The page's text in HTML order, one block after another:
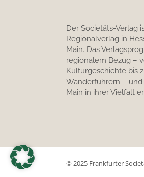
Der Societäts-Verlag
Regionalverlag in
Main. Das
regionalem Bezug –
Kulturgeschichte bis
Wanderführern –
Main in ihrer Vielfalt
© 2025 Frankfurter